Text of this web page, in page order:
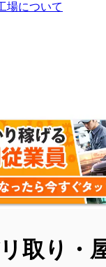
場について
取り・